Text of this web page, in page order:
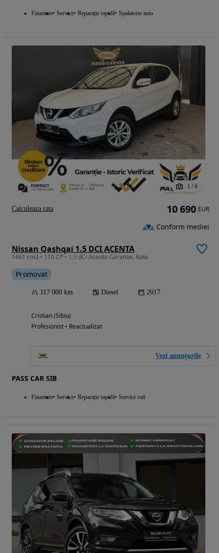
Finantare Service Reparație rapidă Spalatorie auto
1 / 6
Nissan Qashqai 1.5 DCI ACENTA
1461 cm3 • 110 CP • 1.5 dCi Acenta Garantie, Rate
Promovat
117 000 km Diesel 2017
Cristian (Sibiu)
Profesionist • Reactualizat
Vezi anunțurile
PASS CAR SIB
Finantare Service Reparație rapidă Service roti
10 690 EUR
Conform mediei
Calculeaza rata